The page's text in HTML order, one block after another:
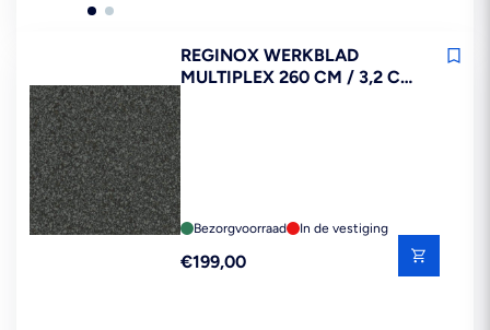
REGINOX WERKBLAD
MULTIPLEX 260 CM / 3,2 CM
FINO ANTRACIET F7684TC
FSC MIX 70%
Bezorgvoorraad In de vestiging
Reguliere
€199,00